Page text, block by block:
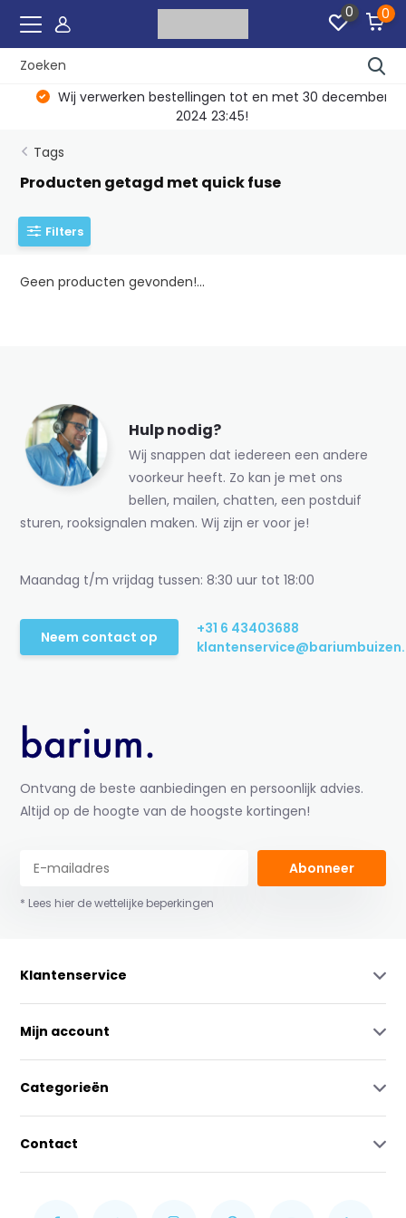
0 0
Wij verwerken bestellingen tot en met 30 december
2024 23:45!
Tags
Producten getagd met quick fuse
Filters
Geen producten gevonden!...
Hulp nodig?
Wij snappen dat iedereen een andere
voorkeur heeft. Zo kan je met ons
bellen, mailen, chatten, een postduif
sturen, rooksignalen maken. Wij zijn er voor je!
Maandag t/m vrijdag tussen: 8:30 uur tot 18:00
Neem contact op
+31 6 43403688
Ontvang de beste aanbiedingen en persoonlijk advies.
Altijd op de hoogte van de hoogste kortingen!
Abonneer
* Lees hier de wettelijke beperkingen
Klantenservice
Mijn account
Categorieën
Contact